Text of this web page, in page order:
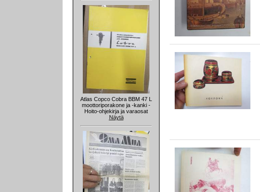
Atlas Copco Cobra BBM 47 L
moottoriporakone ja -kanki -
Hoito-ohjekirja ja varaosat
Näytä